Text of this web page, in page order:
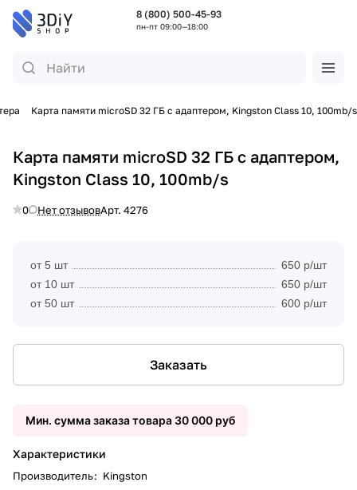
8 (800) 500-45-93
пн-пт 09:00—18:00
Карта памяти microSD 32 ГБ с адаптером, Kingston Class 10, 100mb/s
Карта памяти microSD 32 ГБ с адаптером,
Kingston Class 10, 100mb/s
0 Нет отзывовАрт. 4276
от 5 шт
650 р/шт
от 10 шт
650 р/шт
от 50 шт
600 р/шт
Заказать
Мин. сумма заказа товара 30 000 руб
Характеристики
Производитель: Kingston